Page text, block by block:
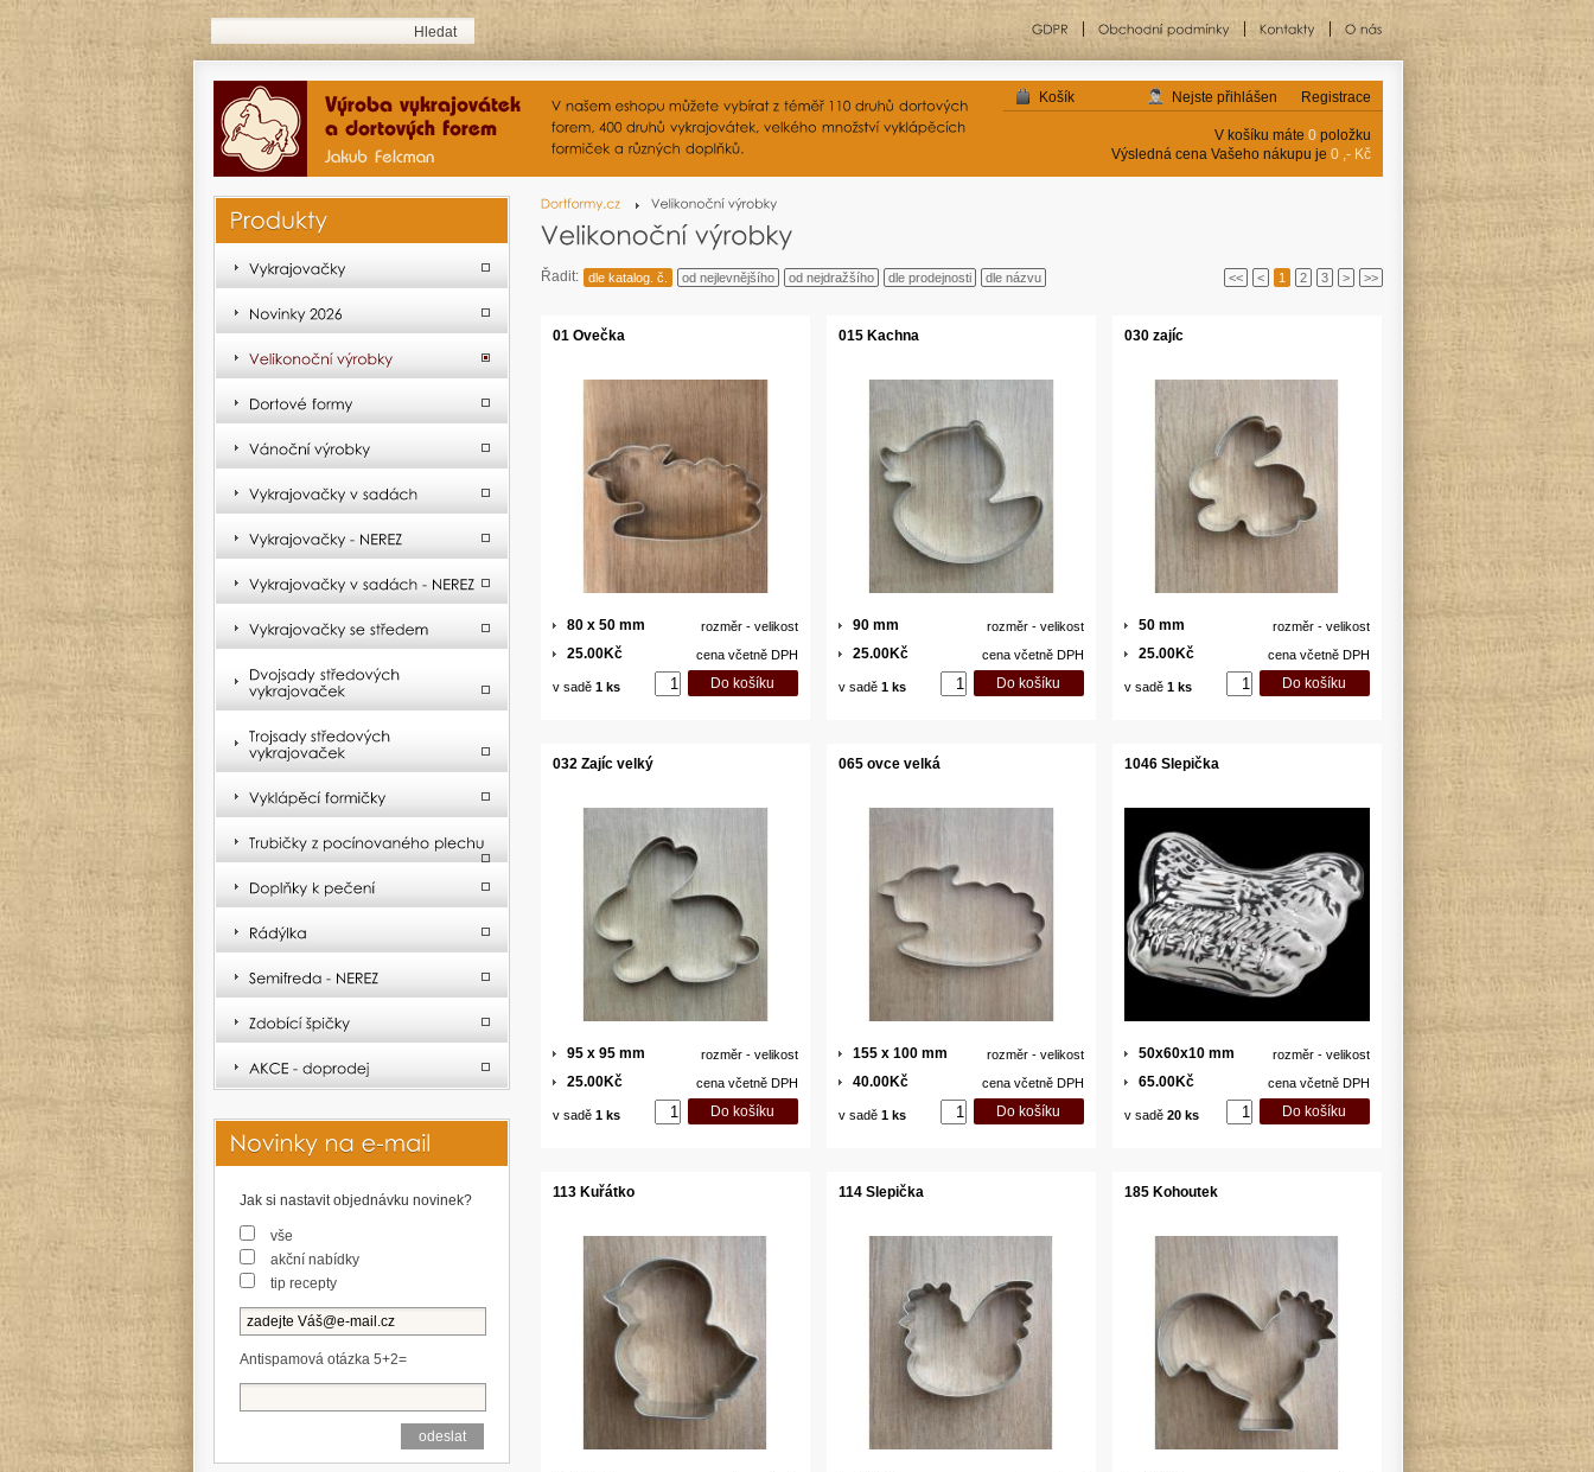
Registrace
Nejste přihlášen
Košík
V košíku máte 0 položku
Výsledná cena Vašeho nákupu je 0 ,- Kč
<< < 1 2 3 > >>
Řadit: dle katalog. č. od nejlevnějšího od nejdražšího dle prodejnosti dle názvu
01 Ovečka
rozměr - velikost
80 x 50 mm
cena včetně DPH
25.00Kč
v sadě 1 ks
015 Kachna
rozměr - velikost
90 mm
cena včetně DPH
25.00Kč
v sadě 1 ks
030 zajíc
rozměr - velikost
50 mm
cena včetně DPH
25.00Kč
v sadě 1 ks
032 Zajíc velký
rozměr - velikost
95 x 95 mm
cena včetně DPH
25.00Kč
v sadě 1 ks
065 ovce velká
rozměr - velikost
155 x 100 mm
cena včetně DPH
40.00Kč
v sadě 1 ks
1046 Slepička
rozměr - velikost
50x60x10 mm
cena včetně DPH
65.00Kč
v sadě 20 ks
113 Kuřátko 114 Slepička 185 Kohoutek
Jak si nastavit objednávku novinek?
vše
akční nabídky
tip recepty
Antispamová otázka 5+2=